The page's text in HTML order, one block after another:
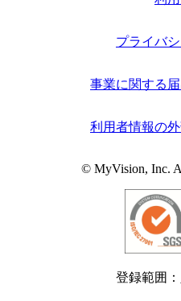
プライバ
事業に関する
利用者情報の
© MyVision, Inc.
登録範囲